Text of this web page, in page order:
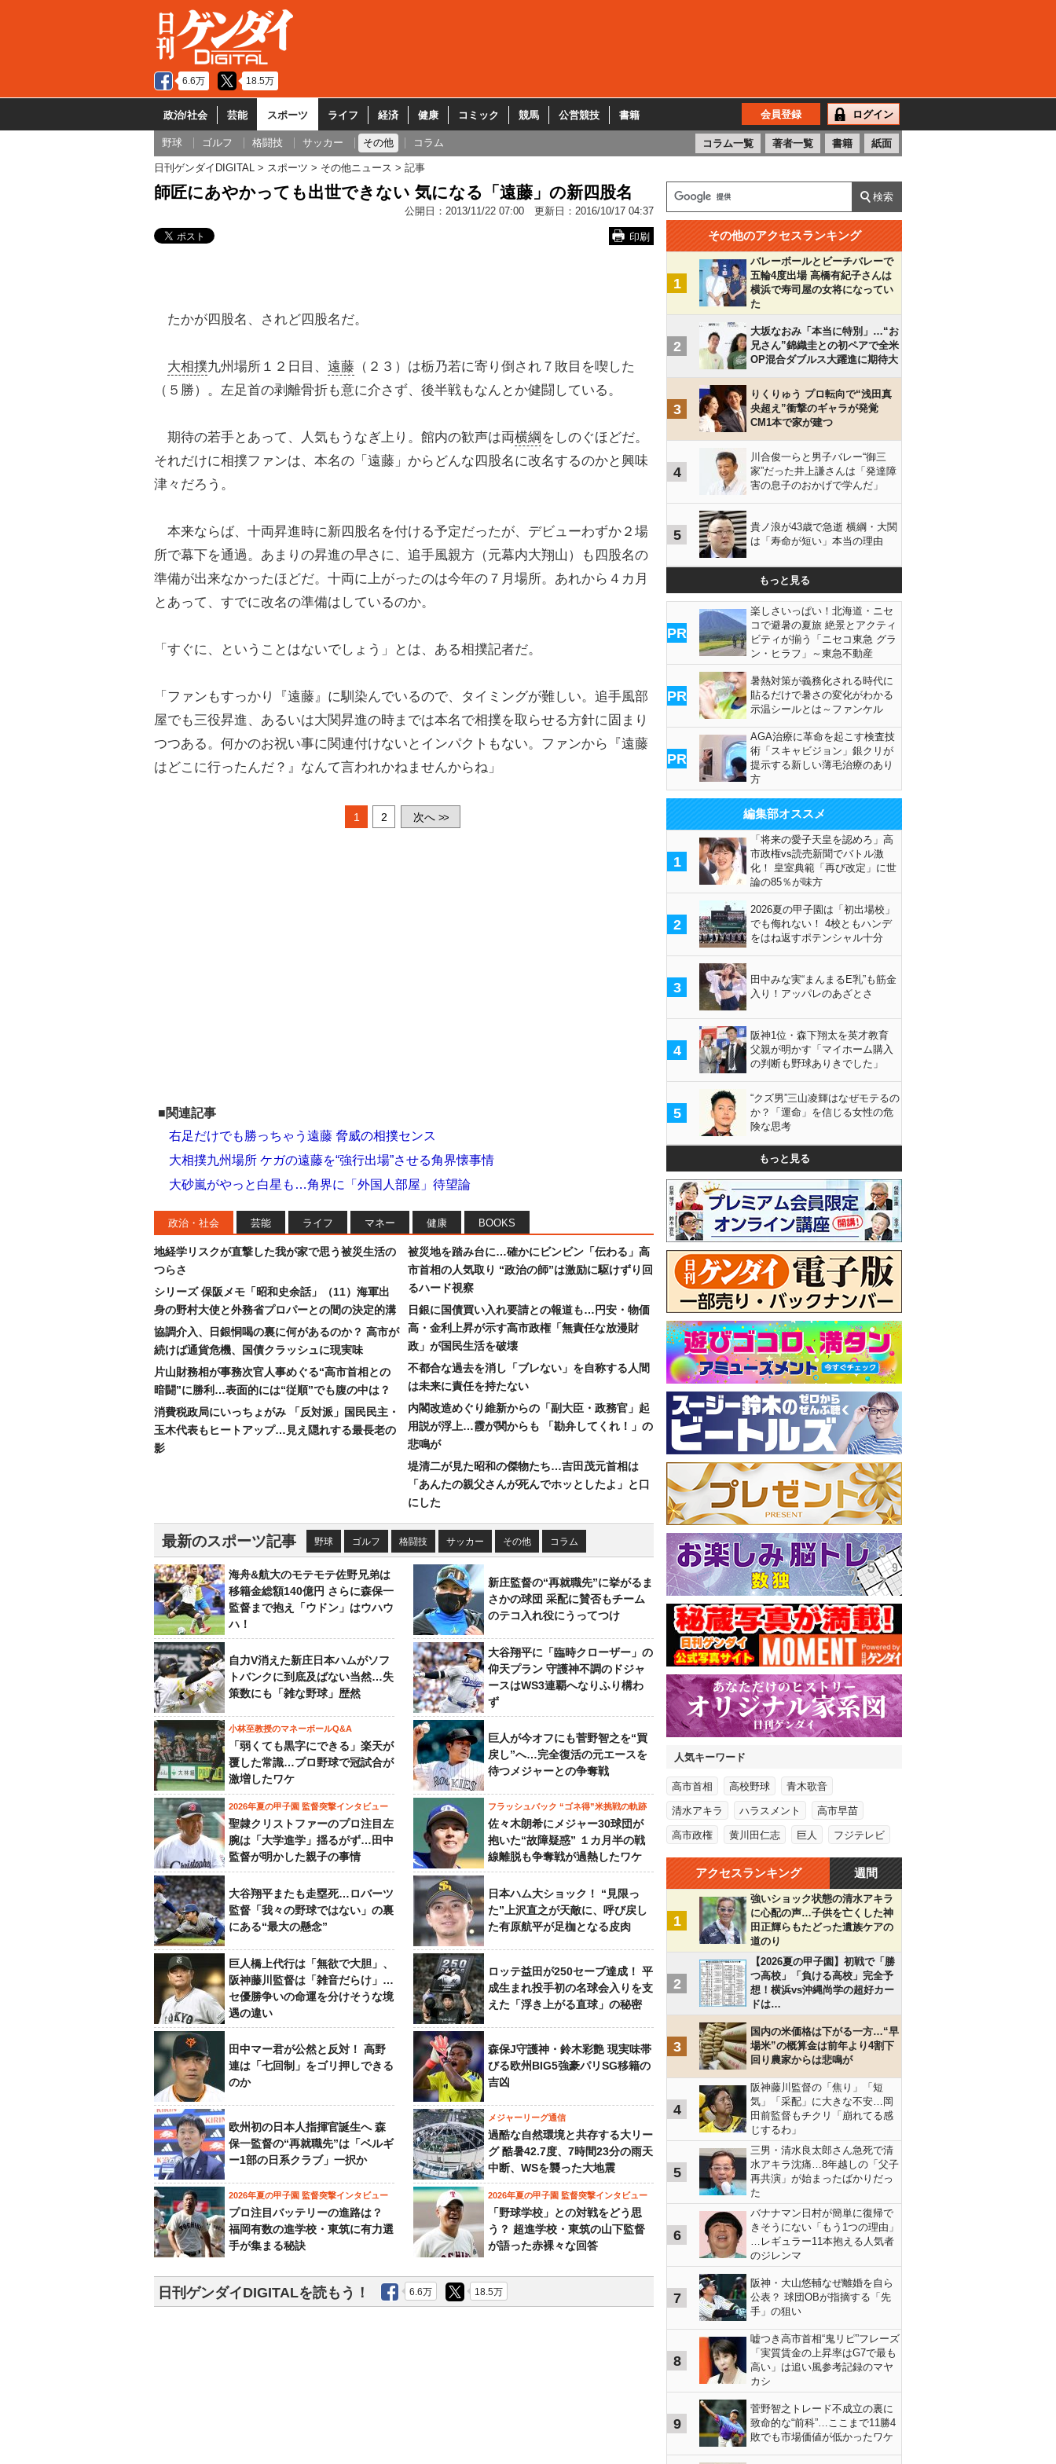
6.6万 18.5万
政治/社会 芸能 スポーツ ライフ 経済 健康 コミック 競馬 公営競技 書籍 会員登録 ログイン
野球 ゴルフ 格闘技 サッカー その他 コラム コラム一覧 著者一覧 書籍 紙面
日刊ゲンダイDIGITAL スポーツ その他ニュース 記事
師匠にあやかっても出世できない 気になる「遠藤」の新四股名
公開日： 2013/11/22 07:00 更新日： 2016/10/17 04:37
印刷
たかが四股名、されど四股名だ。
大相撲九州場所１２日目、 遠藤 （２３）は栃乃若に寄り倒され７敗目を喫した
（５勝）。左足首の剥離骨折も意に介さず、後半戦もなんとか健闘している。
期待の若手とあって、人気もうなぎ上り。館内の歓声は両横綱 をしのぐほどだ。
それだけに相撲ファンは、本名の「遠藤」からどんな四股名に改名するのかと興味
津々だろう。
本来ならば、十両昇進時に新四股名を付ける予定だったが、デビューわずか２場
所で幕下を通過。あまりの昇進の早さに、追手風親方（元幕内大翔山）も四股名の
準備が出来なかったほどだ。十両に上がったのは今年の７月場所。あれから４カ月
とあって、すでに改名の準備はしているのか。
「すぐに、ということはないでしょう」とは、ある相撲記者だ。
「ファンもすっかり『遠藤』に馴染んでいるので、タイミングが難しい。追手風部
屋でも三役昇進、あるいは大関昇進の時までは本名で相撲を取らせる方針に固まり
つつある。何かのお祝い事に関連付けないとインパクトもない。ファンから『遠藤
はどこに行ったんだ？』なんて言われかねませんからね」
1 2 次へ >>
■関連記事
右足だけでも勝っちゃう遠藤 脅威の相撲センス
大相撲九州場所 ケガの遠藤を“強行出場”させる角界懐事情
大砂嵐がやっと白星も…角界に「外国人部屋」待望論
政治・社会 芸能 ライフ マネー 健康 BOOKS
地経学リスクが直撃した我が家で思う被災生活の
つらさ
シリーズ 保阪メモ「昭和史余話」（11）海軍出
身の野村大使と外務省プロパーとの間の決定的溝
協調介入、日銀恫喝の裏に何があるのか？ 高市が
続けば通貨危機、国債クラッシュに現実味
片山財務相が事務次官人事めぐる“高市首相との
暗闘”に勝利…表面的には“従順”でも腹の中は？
消費税政局にいっちょがみ 「反対派」国民民主・
玉木代表もヒートアップ…見え隠れする最長老の
影
被災地を踏み台に…確かにビンビン「伝わる」高
市首相の人気取り “政治の師”は激励に駆けずり回
るハード視察
日銀に国債買い入れ要請との報道も…円安・物価
高・金利上昇が示す高市政権「無責任な放漫財
政」が国民生活を破壊
不都合な過去を消し「ブレない」を自称する人間
は未来に責任を持たない
内閣改造めぐり維新からの「副大臣・政務官」起
用説が浮上…霞が関からも 「勘弁してくれ！」の
悲鳴が
堤清二が見た昭和の傑物たち…吉田茂元首相は
「あんたの親父さんが死んでホッとしたよ」と口
にした
最新のスポーツ記事 野球 ゴルフ 格闘技 サッカー その他 コラム
海舟&航大のモテモテ佐野兄弟は
移籍金総額140億円 さらに森保一
監督まで抱え「ウドン」はウハウ
ハ！
新庄監督の“再就職先”に挙がるま
さかの球団 采配に賛否もチーム
のテコ入れ役にうってつけ
自力V消えた新庄日本ハムがソフ
トバンクに到底及ばない当然…失
策数にも「雑な野球」歴然
大谷翔平に「臨時クローザー」の
仰天プラン 守護神不調のドジャ
ースはWS3連覇へなりふり構わ
ず
小林至教授のマネーボールQ&A
「弱くても黒字にできる」楽天が
覆した常識…プロ野球で冠試合が
激増したワケ
巨人が今オフにも菅野智之を“買
戻し”へ…完全復活の元エースを
待つメジャーとの争奪戦
2026年夏の甲子園 監督突撃インタビュー
聖隷クリストファーのプロ注目左
腕は「大学進学」揺るがず…田中
監督が明かした親子の事情
フラッシュバック “ゴネ得”米挑戦の軌跡
佐々木朗希にメジャー30球団が
抱いた“故障疑惑” １カ月半の戦
線離脱も争奪戦が過熱したワケ
大谷翔平またも走塁死…ロバーツ
監督「我々の野球ではない」の裏
にある“最大の懸念”
日本ハム大ショック！ “見限っ
た”上沢直之が天敵に、呼び戻し
た有原航平が足枷となる皮肉
巨人橋上代行は「無欲で大胆」、
阪神藤川監督は「雑音だらけ」…
セ優勝争いの命運を分けそうな境
遇の違い
ロッテ益田が250セーブ達成！ 平
成生まれ投手初の名球会入りを支
えた「浮き上がる直球」の秘密
田中マー君が公然と反対！ 高野
連は「七回制」をゴリ押しできる
のか
森保J守護神・鈴木彩艶 現実味帯
びる欧州BIG5強豪パリSG移籍の
吉凶
欧州初の日本人指揮官誕生へ 森
保一監督の“再就職先”は「ベルギ
ー1部の日系クラブ」一択か
メジャーリーグ通信
過酷な自然環境と共存する大リー
グ 酷暑42.7度、7時間23分の雨天
中断、WSを襲った大地震
2026年夏の甲子園 監督突撃インタビュー
プロ注目バッテリーの進路は？
福岡有数の進学校・東筑に有力選
手が集まる秘訣
2026年夏の甲子園 監督突撃インタビュー
「野球学校」との対戦をどう思
う？ 超進学校・東筑の山下監督
が語った赤裸々な回答
日刊ゲンダイDIGITALを読もう！ 6.6万 18.5万
その他のアクセスランキング
1
バレーボールとビーチバレーで
五輪4度出場 高橋有紀子さんは
横浜で寿司屋の女将になってい
た
2
大坂なおみ「本当に特別」…“お
兄さん”錦織圭との初ペアで全米
OP混合ダブルス大躍進に期待大
3
りくりゅう プロ転向で“浅田真
央超え”衝撃のギャラが発覚
CM1本で家が建つ
4
川合俊一らと男子バレー“御三
家”だった井上謙さんは「発達障
害の息子のおかげで学んだ」
5
貴ノ浪が43歳で急逝 横綱・大関
は「寿命が短い」本当の理由
もっと見る
PR
楽しさいっぱい！北海道・ニセ
コで避暑の夏旅 絶景とアクティ
ビティが揃う「ニセコ東急 グラ
ン・ヒラフ」～東急不動産
PR
暑熱対策が義務化される時代に
貼るだけで暑さの変化がわかる
示温シールとは～ファンケル
PR
AGA治療に革命を起こす検査技
術「スキャビジョン」銀クリが
提示する新しい薄毛治療のあり
方
編集部オススメ
1
「将来の愛子天皇を認めろ」高
市政権vs読売新聞でバトル激
化！ 皇室典範「再び改定」に世
論の85％が味方
2
2026夏の甲子園は「初出場校」
でも侮れない！ 4校ともハンデ
をはね返すポテンシャル十分
3
田中みな実“まんまるE乳”も筋金
入り！アッパレのあざとさ
4
阪神1位・森下翔太を英才教育
父親が明かす「マイホーム購入
の判断も野球ありきでした」
5
“クズ男”三山凌輝はなぜモテるの
か？「運命」を信じる女性の危
険な思考
もっと見る
人気キーワード
高市首相 高校野球 青木歌音
清水アキラ ハラスメント 高市早苗
高市政権 黄川田仁志 巨人 フジテレビ
アクセスランキング 週間
1
強いショック状態の清水アキラ
に心配の声…子供を亡くした神
田正輝らもたどった遺族ケアの
道のり
2
【2026夏の甲子園】初戦で「勝
つ高校」「負ける高校」完全予
想！横浜vs沖縄尚学の超好カー
ドは…
3
国内の米価格は下がる一方…“早
場米”の概算金は前年より4割下
回り農家からは悲鳴が
4
阪神藤川監督の「焦り」「短
気」「采配」に大きな不安…岡
田前監督もチクリ「崩れてる感
じするわ」
5
三男・清水良太郎さん急死で清
水アキラ沈痛…8年越しの「父子
再共演」が始まったばかりだっ
た
6
バナナマン日村が簡単に復帰で
きそうにない「もう1つの理由」
…レギュラー11本抱える人気者
のジレンマ
7
阪神・大山悠輔なぜ離婚を自ら
公表？ 球団OBが指摘する「先
手」の狙い
8
嘘つき高市首相“鬼リピ”フレーズ
「実質賃金の上昇率はG7で最も
高い」は追い風参考記録のマヤ
カシ
9
菅野智之トレード不成立の裏に
致命的な“前科”…ここまで11勝4
敗でも市場価値が低かったワケ